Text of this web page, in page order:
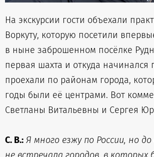
На экскурсии гости объехали
Воркуту, которую посетили
в ныне заброшенном посёлке
первая шахта и откуда начинался
проехали по районам города,
годы были её центрами. Вот
Светланы Витальевны и Сергея
С. В.: Я много езжу по России, но до